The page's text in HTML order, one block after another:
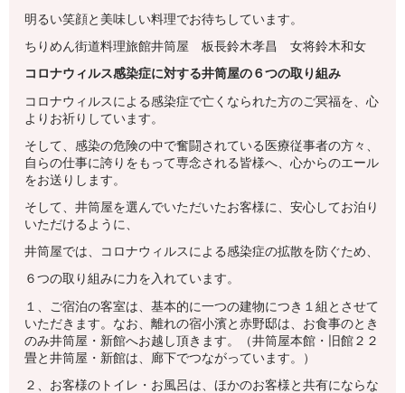
明るい笑顔と美味しい料理でお待ちしています。
ちりめん街道料理旅館井筒屋 板長鈴木孝昌 女将鈴木和女
コロナウィルス感染症に対する井筒屋の６つの取り組み
コロナウィルスによる感染症で亡くなられた方のご冥福を、心
よりお祈りしています。
そして、感染の危険の中で奮闘されている医療従事者の方々、
自らの仕事に誇りをもって専念される皆様へ、心からのエール
をお送りします。
そして、井筒屋を選んでいただいたお客様に、安心してお泊り
いただけるように、
井筒屋では、コロナウィルスによる感染症の拡散を防ぐため、
６つの取り組みに力を入れています。
１、ご宿泊の客室は、基本的に一つの建物につき１組とさせて
いただきます。なお、離れの宿小濱と赤野邸は、お食事のとき
のみ井筒屋・新館へお越し頂きます。（井筒屋本館・旧館２２
畳と井筒屋・新館は、廊下でつながっています。）
２、お客様のトイレ・お風呂は、ほかのお客様と共有にならな